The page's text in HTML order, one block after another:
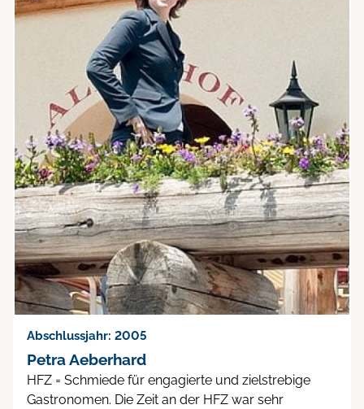
Abschlussjahr: 2005
Petra Aeberhard
HFZ = Schmiede für engagierte und zielstrebige
Gastronomen. Die Zeit an der HFZ war sehr